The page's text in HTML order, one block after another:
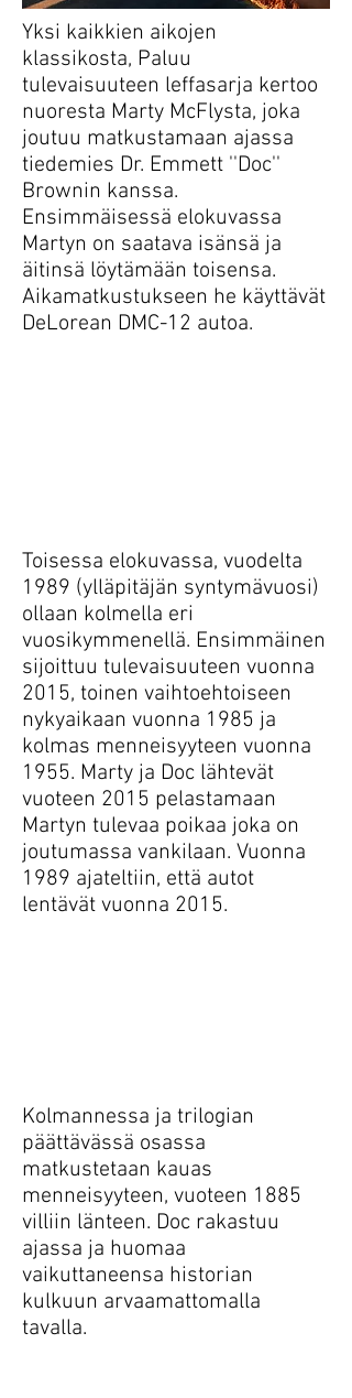
Yksi kaikkien aikojen
klassikosta, Paluu
tulevaisuuteen leffasarja kertoo
nuoresta Marty McFlysta, joka
joutuu matkustamaan ajassa
tiedemies Dr. Emmett ''Doc''
Brownin kanssa.
Ensimmäisessä elokuvassa
Martyn on saatava isänsä ja
äitinsä löytämään toisensa.
Aikamatkustukseen he käyttävät
DeLorean DMC-12 autoa.
Toisessa elokuvassa, vuodelta
1989 (ylläpitäjän syntymävuosi)
ollaan kolmella eri
vuosikymmenellä. Ensimmäinen
sijoittuu tulevaisuuteen vuonna
2015, toinen vaihtoehtoiseen
nykyaikaan vuonna 1985 ja
kolmas menneisyyteen vuonna
1955. Marty ja Doc lähtevät
vuoteen 2015 pelastamaan
Martyn tulevaa poikaa joka on
joutumassa vankilaan. Vuonna
1989 ajateltiin, että autot
lentävät vuonna 2015.
Kolmannessa ja trilogian
päättävässä osassa
matkustetaan kauas
menneisyyteen, vuoteen 1885
villiin länteen. Doc rakastuu
ajassa ja huomaa
vaikuttaneensa historian
kulkuun arvaamattomalla
tavalla.